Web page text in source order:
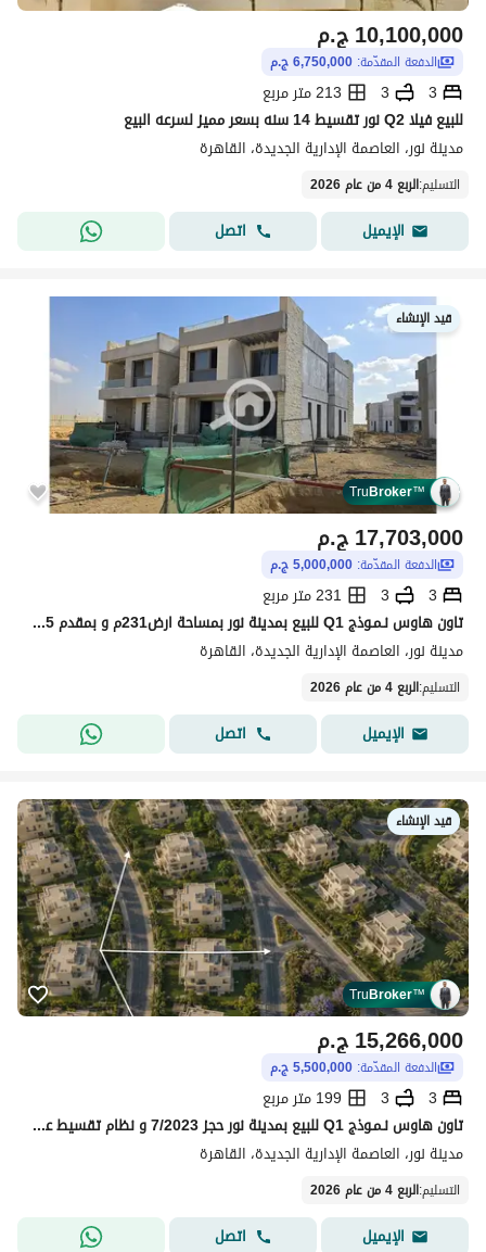
ج.م10,100,000
الدفعة المقدّمة: 6,750,000 ج.م
3
3
213 متر مربع
للبيع فيلا Q2 نور تقسيط 14 سنه بسعر مميز لسرعه البيع
مدينة نور، العاصمة الإدارية الجديدة، القاهرة
التسليم:الربع 4 من عام 2026
الإيميل اتصل
قيد الإنشاء
TruBroker™
ج.م17,703,000
الدفعة المقدّمة: 5,000,000 ج.م
3
3
231 متر مربع
تاون هاوس نـمـوذج Q1 للبيع بمدينة نور بمساحة ارض231م و بمقدم 5 مليون فقط NOOR SMART CITY
مدينة نور، العاصمة الإدارية الجديدة، القاهرة
التسليم:الربع 4 من عام 2026
الإيميل اتصل
قيد الإنشاء
TruBroker™
ج.م15,266,000
الدفعة المقدّمة: 5,500,000 ج.م
3
3
199 متر مربع
تاون هاوس نـمـوذج Q1 للبيع بمدينة نور حجز 7/2023 و نظام تقسيط علي 15 سنة NOOR SMART CITY
مدينة نور، العاصمة الإدارية الجديدة، القاهرة
التسليم:الربع 4 من عام 2026
الإيميل اتصل